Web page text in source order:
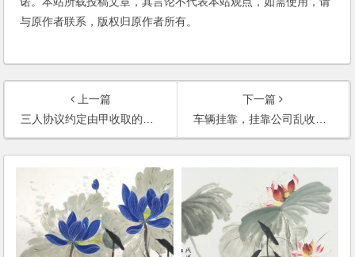
与原作者联系，版权归原作者所有。
上一篇
三人协议约定由甲收取的租金，乙却私自强行收取，我应该怎么告？告甲还是乙？
下一篇
车辆挂靠，挂靠公司乱收费，如何解决？